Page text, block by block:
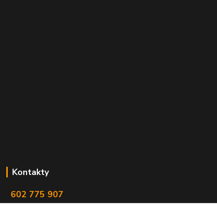
Kontakty
602 775 907